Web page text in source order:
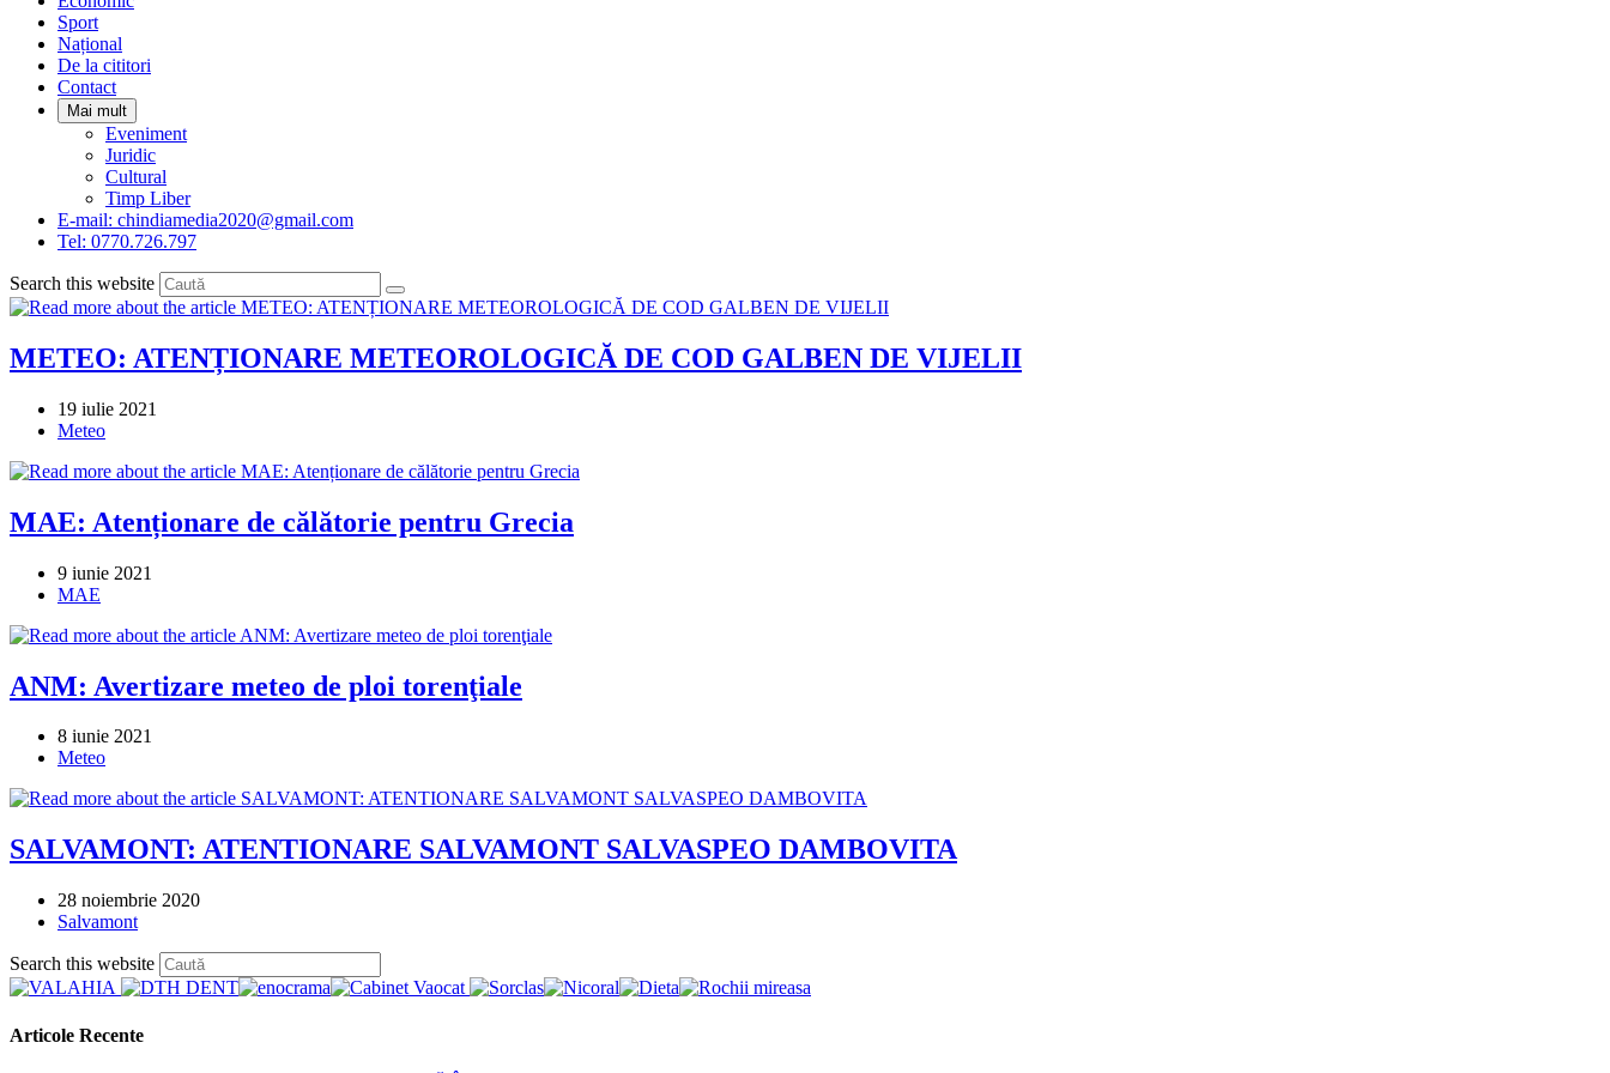
Sport
Național
De la cititori
Contact
Mai mult
Eveniment
Juridic
Cultural
Timp Liber
E-mail: chindiamedia2020@gmail.com
Tel: 0770.726.797
Search this website
METEO: ATENȚIONARE METEOROLOGICĂ DE COD GALBEN DE VIJELII
Post
published:
19 iulie 2021
Post
Meteo
MAE: Atenționare de călătorie pentru Grecia
Post
published:
9 iunie 2021
Post
MAE
ANM: Avertizare meteo de ploi torenţiale
Post
published:
8 iunie 2021
Post
Meteo
SALVAMONT: ATENTIONARE SALVAMONT SALVASPEO DAMBOVITA
Post
published:
28 noiembrie 2020
Post
Salvamont
Search this website
Escape
Articole Recente